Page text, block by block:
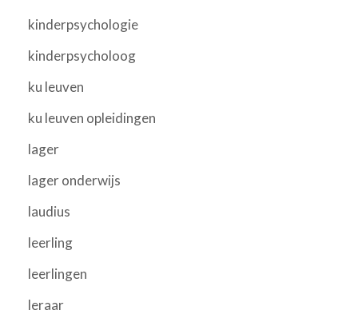
kinderpsychologie
kinderpsycholoog
ku leuven
ku leuven opleidingen
lager
lager onderwijs
laudius
leerling
leerlingen
leraar